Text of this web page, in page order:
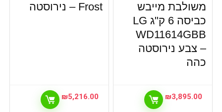
מחשבים וסלולר,גיימינג, מסכי מחשב
מחשבים ניידים
מיזוג וחימום הבית
מסכים וטלוויזיות
מציאון ותצוגות
משולבת מייבש
כביסה 6 ק"ג LG
WD11614GBB
– צבע נירוסטה
כהה
₪3,895.00
Frost – נירוסטה
₪5,216.00